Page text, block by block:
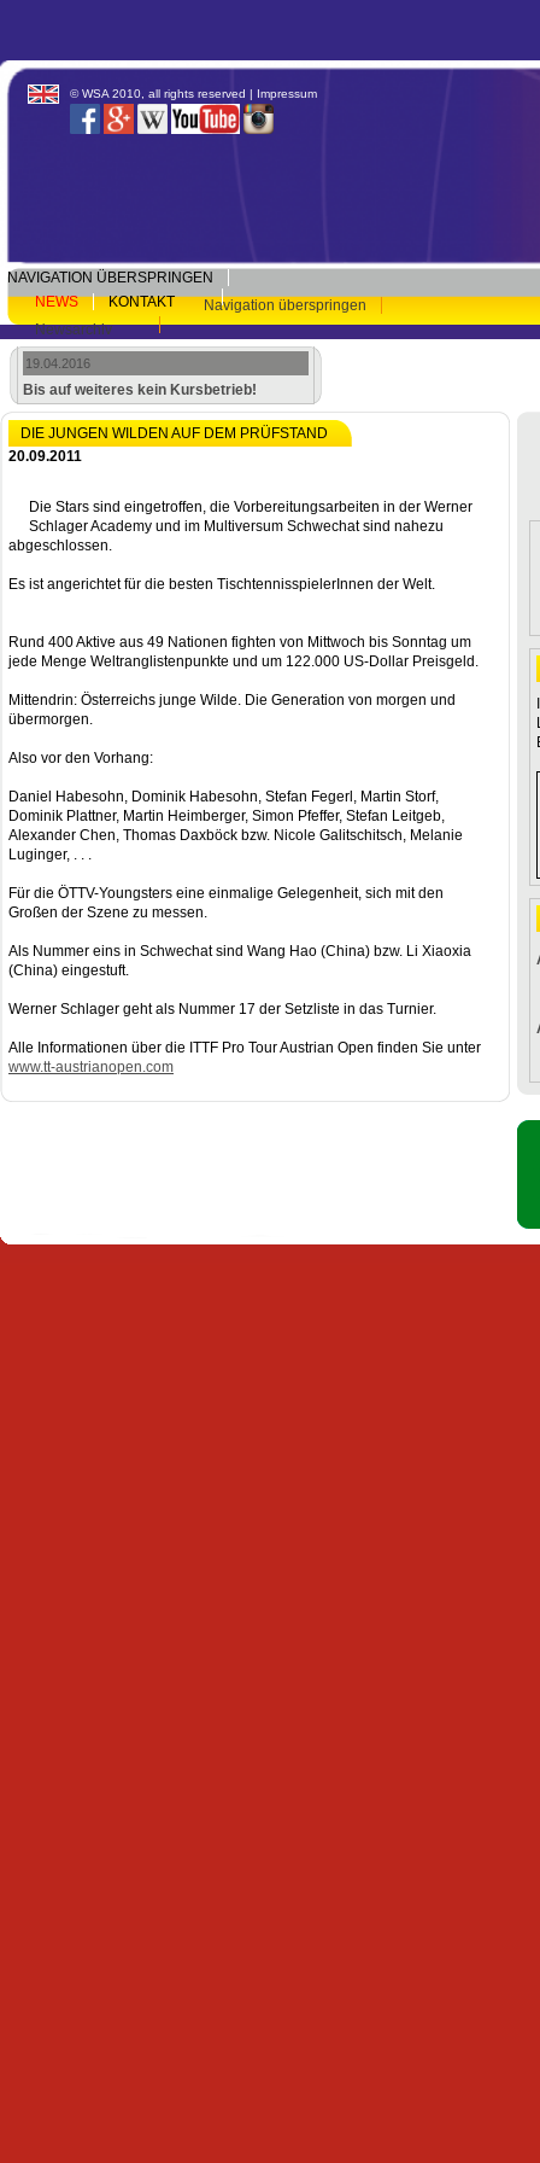
© WSA 2010, all rights reserved | Impressum
NAVIGATION ÜBERSPRINGEN
NEWS
KONTAKT
Navigation überspringen
Newsarchiv
19.04.2016
Bis auf weiteres kein Kursbetrieb!
DIE JUNGEN WILDEN AUF DEM PRÜFSTAND
20.09.2011
Die Stars sind eingetroffen, die Vorbereitungsarbeiten in der Werner
Schlager Academy und im Multiversum Schwechat sind nahezu
abgeschlossen.
Es ist angerichtet für die besten TischtennisspielerInnen der Welt.
Rund 400 Aktive aus 49 Nationen fighten von Mittwoch bis Sonntag um
jede Menge Weltranglistenpunkte und um 122.000 US-Dollar Preisgeld.
Mittendrin: Österreichs junge Wilde. Die Generation von morgen und
übermorgen.
Also vor den Vorhang:
Daniel Habesohn, Dominik Habesohn, Stefan Fegerl, Martin Storf,
Dominik Plattner, Martin Heimberger, Simon Pfeffer, Stefan Leitgeb,
Alexander Chen, Thomas Daxböck bzw. Nicole Galitschitsch, Melanie
Luginger, . . .
Für die ÖTTV-Youngsters eine einmalige Gelegenheit, sich mit den
Großen der Szene zu messen.
Als Nummer eins in Schwechat sind Wang Hao (China) bzw. Li Xiaoxia
(China) eingestuft.
Werner Schlager geht als Nummer 17 der Setzliste in das Turnier.
Alle Informationen über die ITTF Pro Tour Austrian Open finden Sie unter
www.tt-austrianopen.com